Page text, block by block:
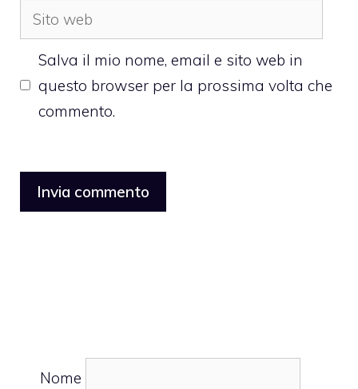
Sito
web
Salva il mio nome, email e sito web in
questo browser per la prossima volta che
commento.
Nome